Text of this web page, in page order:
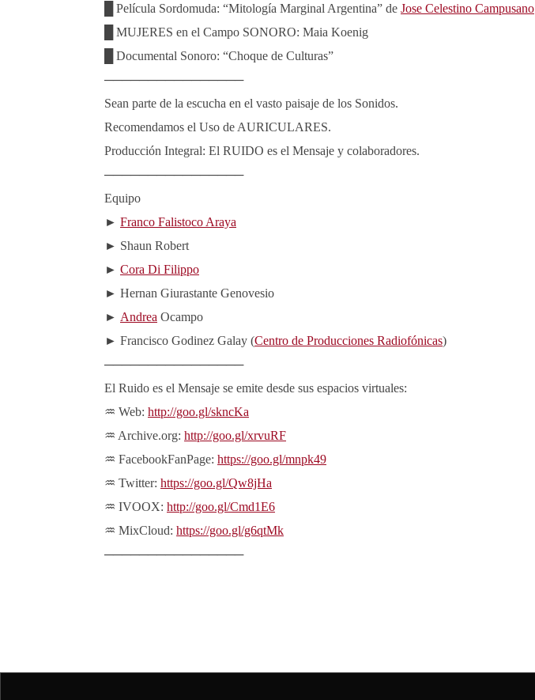
█ Película Sordomuda: “Mitología Marginal Argentina” de Jose Celestino Campusano
█ MUJERES en el Campo SONORO: Maia Koenig
█ Documental Sonoro: “Choque de Culturas”
────────────────
Sean parte de la escucha en el vasto paisaje de los Sonidos.
Recomendamos el Uso de AURICULARES.
Producción Integral: El RUIDO es el Mensaje y colaboradores.
────────────────
Equipo
► Franco Falistoco Araya
► Shaun Robert
► Cora Di Filippo
► Hernan Giurastante Genovesio
► Andrea Ocampo
► Francisco Godinez Galay (Centro de Producciones Radiofónicas)
────────────────
El Ruido es el Mensaje se emite desde sus espacios virtuales:
♒ Web: http://goo.gl/skncKa
♒ Archive.org: http://goo.gl/xrvuRF
♒ FacebookFanPage: https://goo.gl/mnpk49
♒ Twitter: https://goo.gl/Qw8jHa
♒ IVOOX: http://goo.gl/Cmd1E6
♒ MixCloud: https://goo.gl/g6qtMk
────────────────